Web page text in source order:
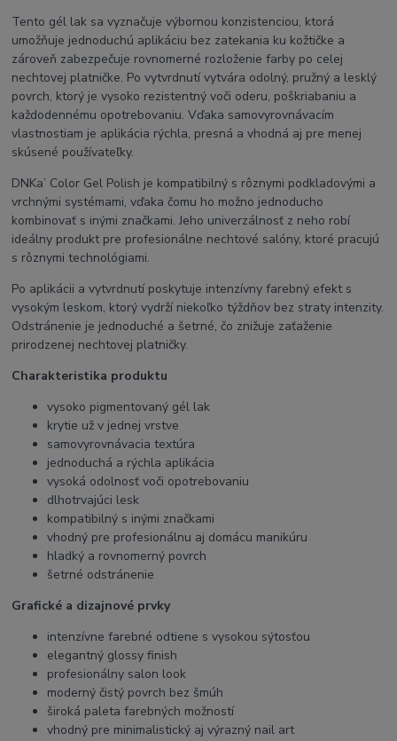
Tento gél lak sa vyznačuje výbornou konzistenciou, ktorá
umožňuje jednoduchú aplikáciu bez zatekania ku kožtičke a
zároveň zabezpečuje rovnomerné rozloženie farby po celej
nechtovej platničke. Po vytvrdnutí vytvára odolný, pružný a lesklý
povrch, ktorý je vysoko rezistentný voči oderu, poškriabaniu a
každodennému opotrebovaniu. Vďaka samovyrovnávacím
vlastnostiam je aplikácia rýchla, presná a vhodná aj pre menej
skúsené používateľky.
DNKa’ Color Gel Polish je kompatibilný s rôznymi podkladovými a
vrchnými systémami, vďaka čomu ho možno jednoducho
kombinovať s inými značkami. Jeho univerzálnosť z neho robí
ideálny produkt pre profesionálne nechtové salóny, ktoré pracujú
s rôznymi technológiami.
Po aplikácii a vytvrdnutí poskytuje intenzívny farebný efekt s
vysokým leskom, ktorý vydrží niekoľko týždňov bez straty intenzity.
Odstránenie je jednoduché a šetrné, čo znižuje zaťaženie
prirodzenej nechtovej platničky.
Charakteristika produktu
vysoko pigmentovaný gél lak
krytie už v jednej vrstve
samovyrovnávacia textúra
jednoduchá a rýchla aplikácia
vysoká odolnosť voči opotrebovaniu
dlhotrvajúci lesk
kompatibilný s inými značkami
vhodný pre profesionálnu aj domácu manikúru
hladký a rovnomerný povrch
šetrné odstránenie
Grafické a dizajnové prvky
intenzívne farebné odtiene s vysokou sýtosťou
elegantný glossy finish
profesionálny salon look
moderný čistý povrch bez šmúh
široká paleta farebných možností
vhodný pre minimalistický aj výrazný nail art